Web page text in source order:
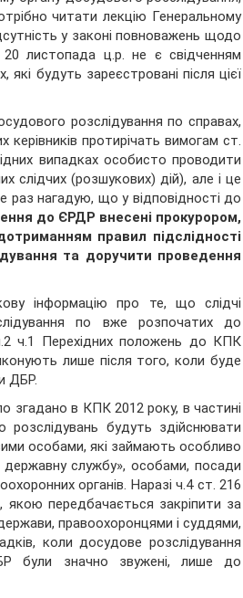
читати лекцію Генеральному
у законі повноважень щодо
20 листопада ц.р. не є свідченням
будуть зареєстровані після цієї
розслідування по справах,
керівників протирічать вимогам ст.
випадках особисто проводити
слідчих (розшукових) дій), але і це
нагадую, що у відповідності до
до ЄРДР внесені прокурором,
правил підслідності
та доручити проведення
інформацію про те, що слідчі
по вже розпочатих до
ч.1 Перехідних положень до КПК
лише після того, коли буде
ДБР.
згадано в КПК 2012 року, в частині
будуть здійснювати
особами, які займають особливо
службу», особами, посади
органів. Наразі ч.4 ст. 216
якою передбачається закріпити за
правоохоронцями і суддями,
коли досудове розслідування
були значно звужені, лише до